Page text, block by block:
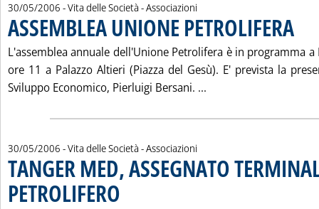
30/05/2006 - Vita delle Società - Associazioni
ASSEMBLEA UNIONE PETROLIFERA
L'assemblea annuale dell'Unione Petrolifera è in programma
ore 11 a Palazzo Altieri (Piazza del Gesù). E' prevista la
Sviluppo Economico, Pierluigi Bersani. ...
30/05/2006 - Vita delle Società - Associazioni
TANGER MED, ASSEGNATO
PETROLIFERO